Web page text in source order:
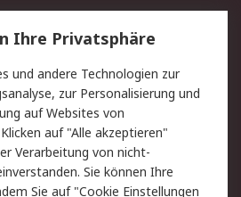
Lieferlösungen
Kontakt
Datenschutz
Ihre Privatsphäre
und andere Technologien zur
zur Personalisierung und
auf Websites von
auf "Alle akzeptieren"
Verarbeitung von nicht-
Sie können Ihre
Sie auf "Cookie Einstellungen